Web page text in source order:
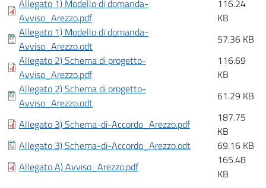
Allegato 1) Modello di domanda-
Avviso_Arezzo.pdf
116.24
KB
Allegato 1) Modello di domanda-
Avviso_Arezzo.odt
57.36 KB
Allegato 2) Schema di progetto-
Avviso_Arezzo.pdf
116.69
KB
Allegato 2) Schema di progetto-
Avviso_Arezzo.odt
61.29 KB
Allegato 3) Schema-di-Accordo_Arezzo.pdf
187.75
KB
Allegato 3) Schema-di-Accordo_Arezzo.odt
69.16 KB
Allegato A) Avviso_Arezzo.pdf
165.48
KB